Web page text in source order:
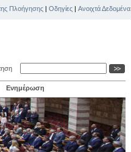
Πλοήγησης | Οδηγίες | Ανοιχτά Δεδομένα
Ενημέρωση